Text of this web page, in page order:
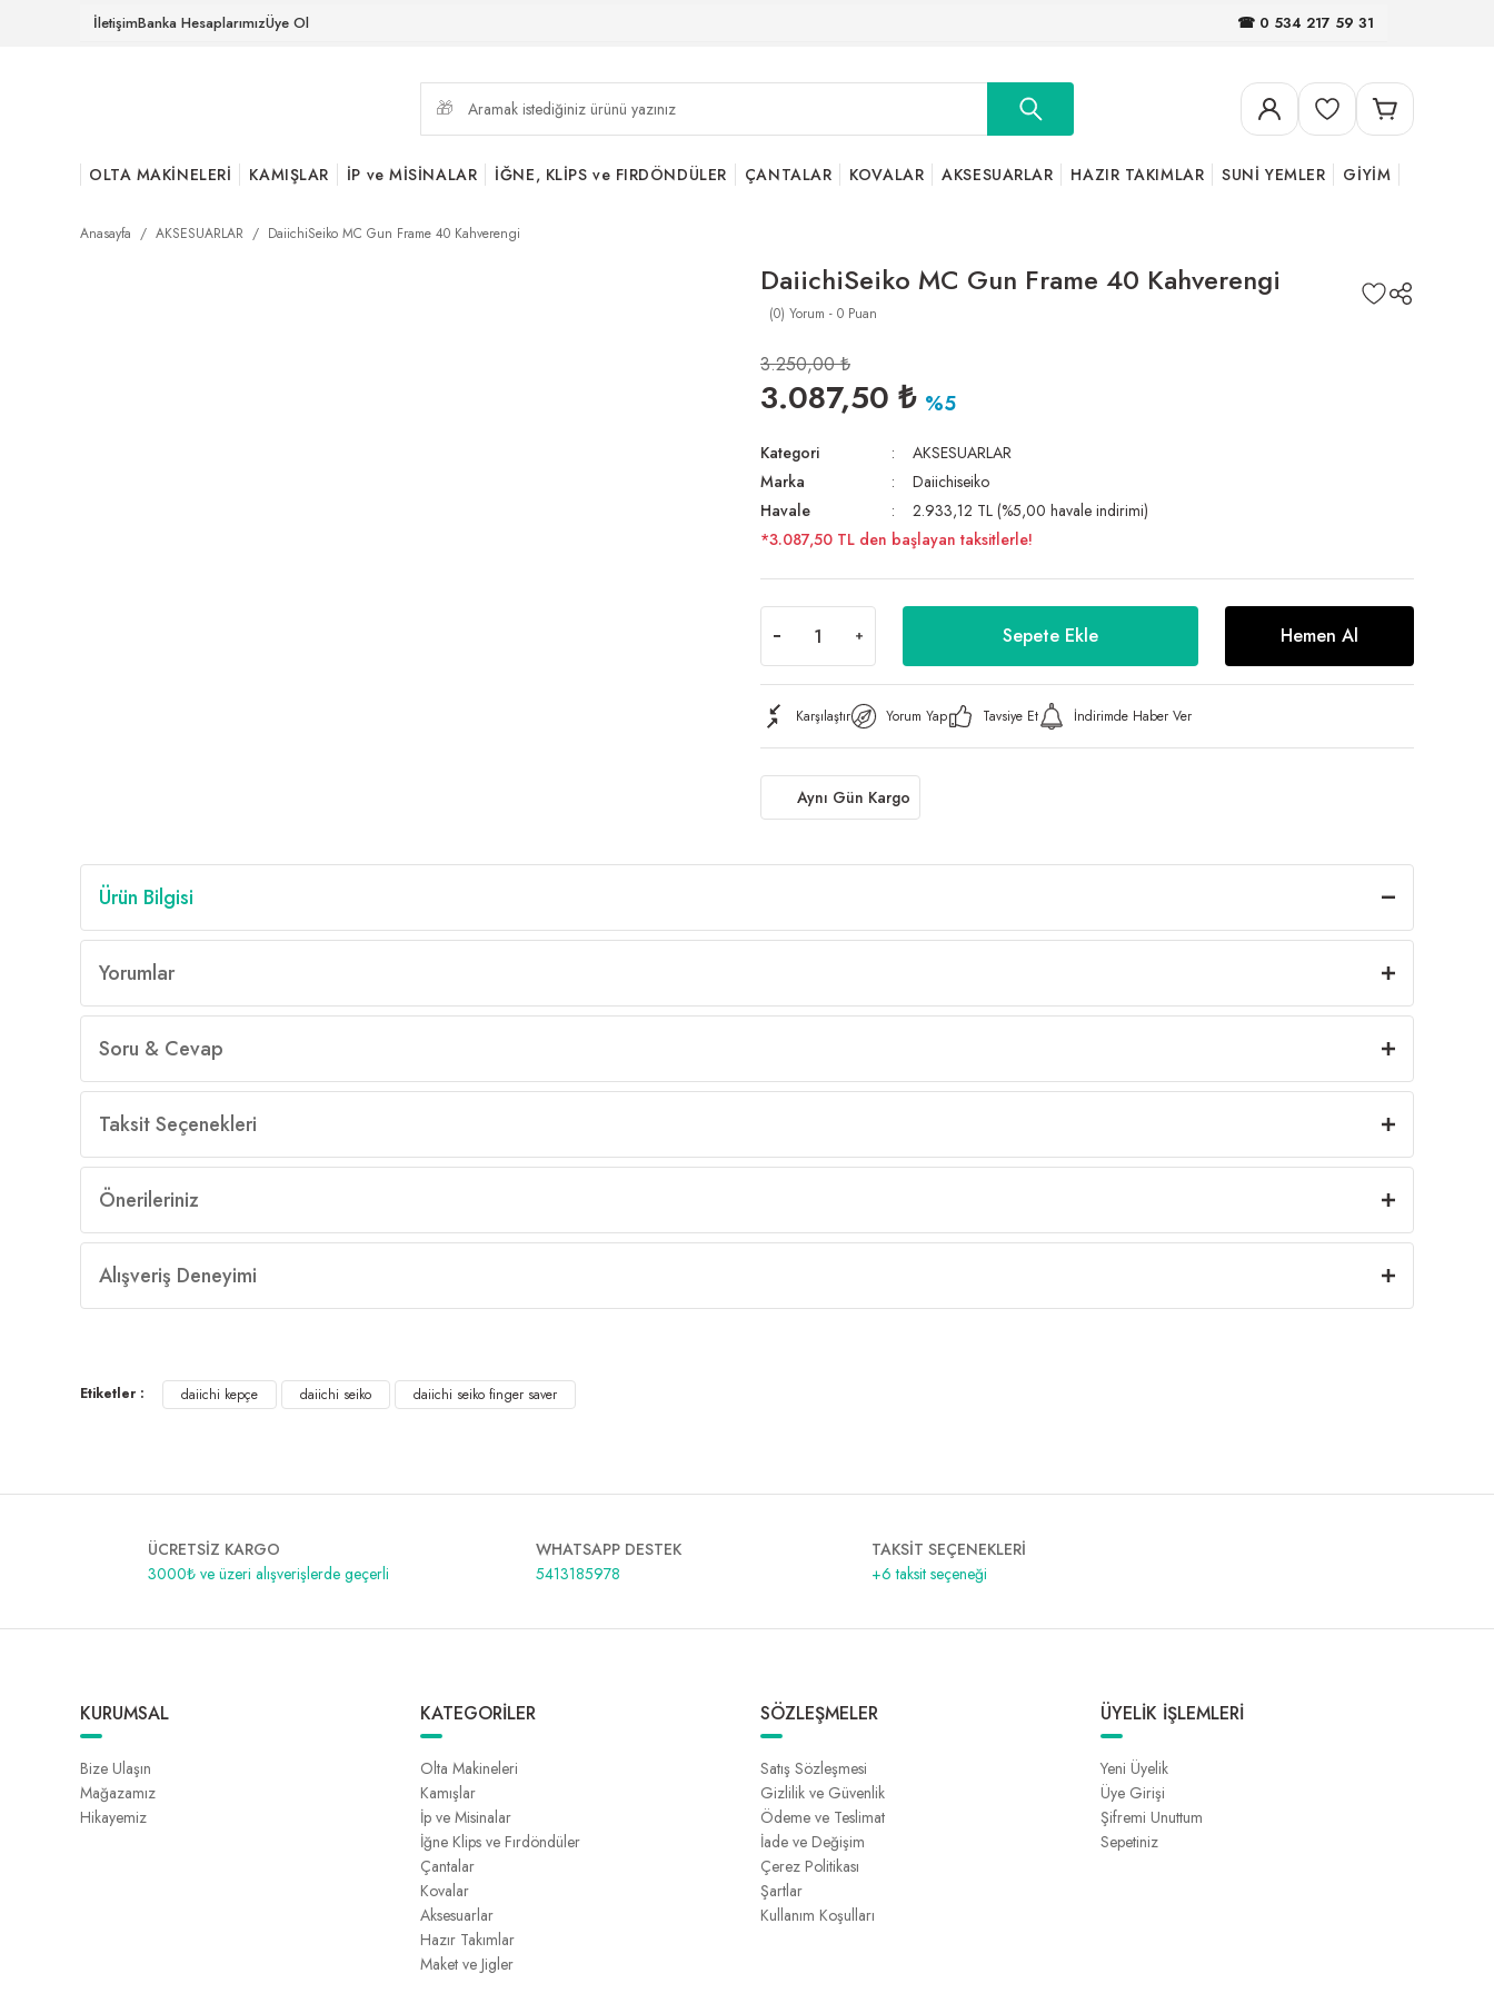
İletişimBanka HesaplarımızÜye Ol ☎ 0 534 217 59 31
OLTA MAKİNELERİ KAMIŞLAR İP ve MİSİNALAR İĞNE, KLİPS ve FIRDÖNDÜLER ÇANTALAR KOVALAR AKSESUARLAR HAZIR TAKIMLAR SUNİ YEMLER GİYİM
Anasayfa AKSESUARLAR DaiichiSeiko MC Gun Frame 40 Kahverengi
DaiichiSeiko MC Gun Frame 40 Kahverengi
(0) Yorum - 0 Puan
3.250,00 ₺
3.087,50 ₺ %5
Kategori
AKSESUARLAR
Marka
Daiichiseiko
Havale
2.933,12 TL (%5,00 havale indirimi)
*3.087,50 TL den başlayan taksitlerle!
Sepete Ekle Hemen Al
Karşılaştır Yorum Yap Tavsiye Et İndirimde Haber Ver
Aynı Gün Kargo
Ürün Bilgisi
Yorumlar
Soru & Cevap
Taksit Seçenekleri
Önerileriniz
Alışveriş Deneyimi
Etiketler : daiichi kepçe daiichi seiko daiichi seiko finger saver
ÜCRETSİZ KARGO
3000₺ ve üzeri alışverişlerde geçerli
WHATSAPP DESTEK
5413185978
TAKSİT SEÇENEKLERİ
+6 taksit seçeneği
KURUMSAL
Bize Ulaşın
Mağazamız
Hikayemiz
KATEGORİLER
Olta Makineleri
Kamışlar
İp ve Misinalar
İğne Klips ve Fırdöndüler
Çantalar
Kovalar
Aksesuarlar
Hazır Takımlar
Maket ve Jigler
SÖZLEŞMELER
Satış Sözleşmesi
Gizlilik ve Güvenlik
Ödeme ve Teslimat
İade ve Değişim
Çerez Politikası
Şartlar
Kullanım Koşulları
ÜYELİK İŞLEMLERİ
Yeni Üyelik
Üye Girişi
Şifremi Unuttum
Sepetiniz